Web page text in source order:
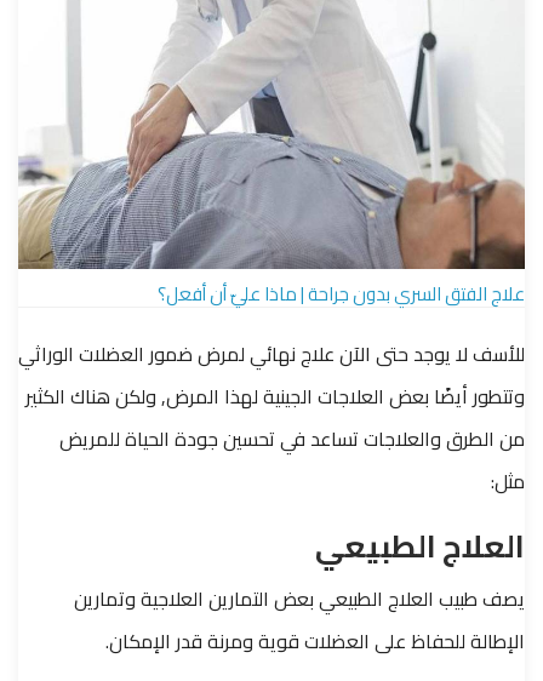
علاج الفتق السري بدون جراحة | ماذا عليّ أن أفعل؟
للأسف لا يوجد حتى الآن علاج نهائي لمرض ضمور العضلات الوراثي
وتتطور أيضًا بعض العلاجات الجينية لهذا المرض, ولكن هناك الكثير
من الطرق والعلاجات تساعد في تحسين جودة الحياة للمريض
مثل:
العلاج الطبيعي
يصف طبيب العلاج الطبيعي بعض التمارين العلاجية وتمارين
الإطالة للحفاظ على العضلات قوية ومرنة قدر الإمكان.